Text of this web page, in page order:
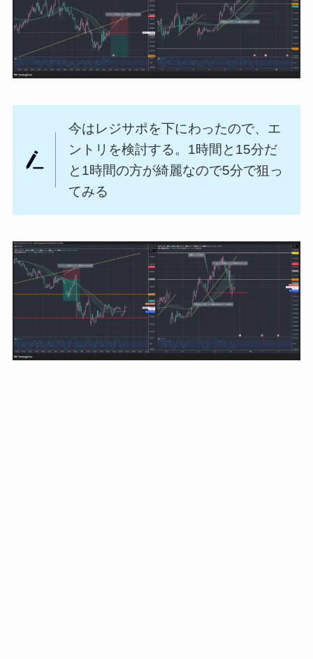
今はレジサポを下にわったので、エ
ントリを検討する。1時間と15分だ
と1時間の方が綺麗なので5分で狙っ
てみる